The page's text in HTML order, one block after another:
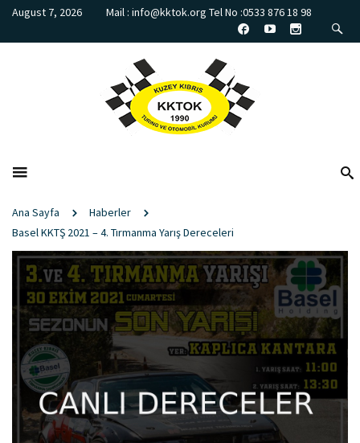
August 7, 2026 Mail : info@kktok.org Tel No :0533 876 18 98
Ana Sayfa
Haberler
Basel KKTŞ 2021 – 4. Tırmanma Yarış Dereceleri